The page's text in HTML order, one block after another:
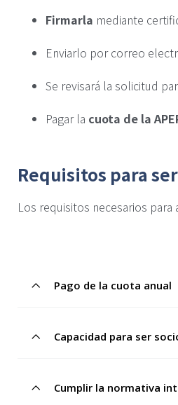
Firmarla mediante
Enviarlo por correo
Se revisará la solicitud
Pagar la cuota de la
Requisitos para
Los requisitos necesarios
Pago de la cuota anual
Capacidad para ser
Cumplir la normativa